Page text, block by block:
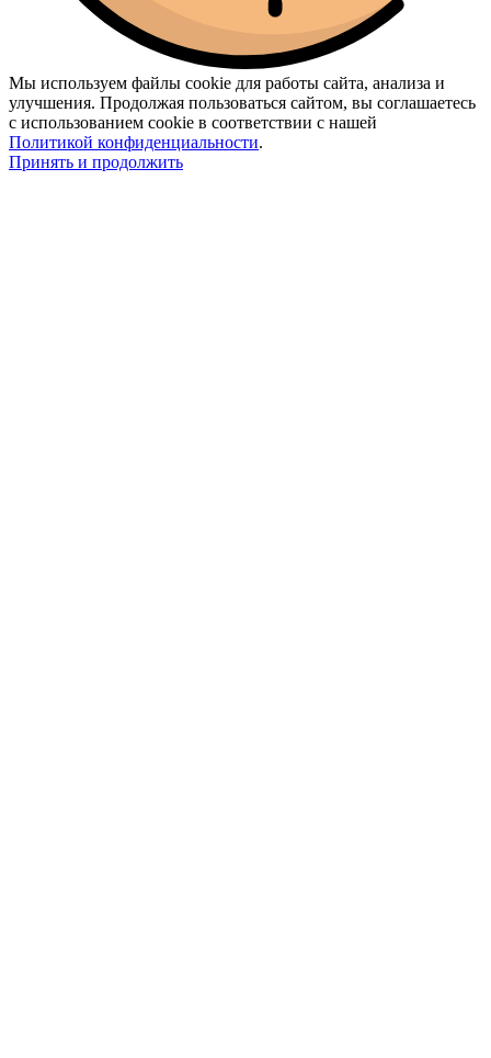
Мы используем файлы cookie для работы сайта, анализа и
улучшения. Продолжая пользоваться сайтом, вы соглашаетесь
с использованием cookie в соответствии с нашей
Политикой конфиденциальности.
Принять и продолжить